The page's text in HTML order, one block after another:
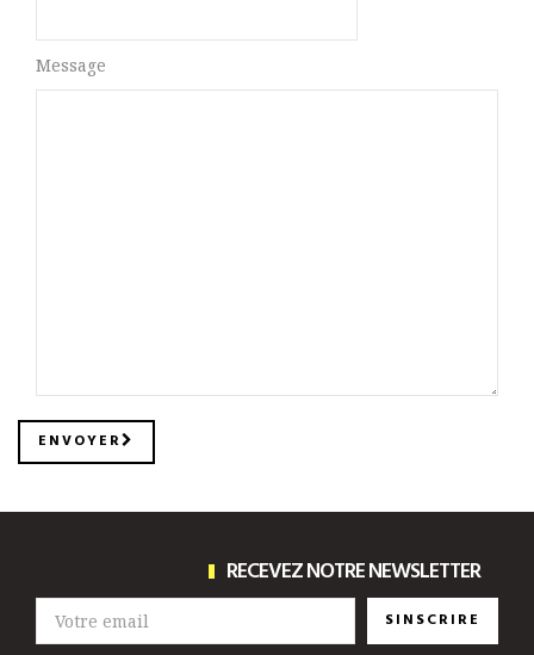
Message
ENVOYER
RECEVEZ NOTRE NEWSLETTER
SINSCRIRE